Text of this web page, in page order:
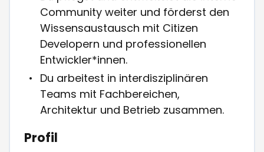
Community weiter und förderst den
Wissensaustausch mit Citizen
Developern und professionellen
Entwickler*innen.
Du arbeitest in interdisziplinären
Teams mit Fachbereichen,
Architektur und Betrieb zusammen.
Profil